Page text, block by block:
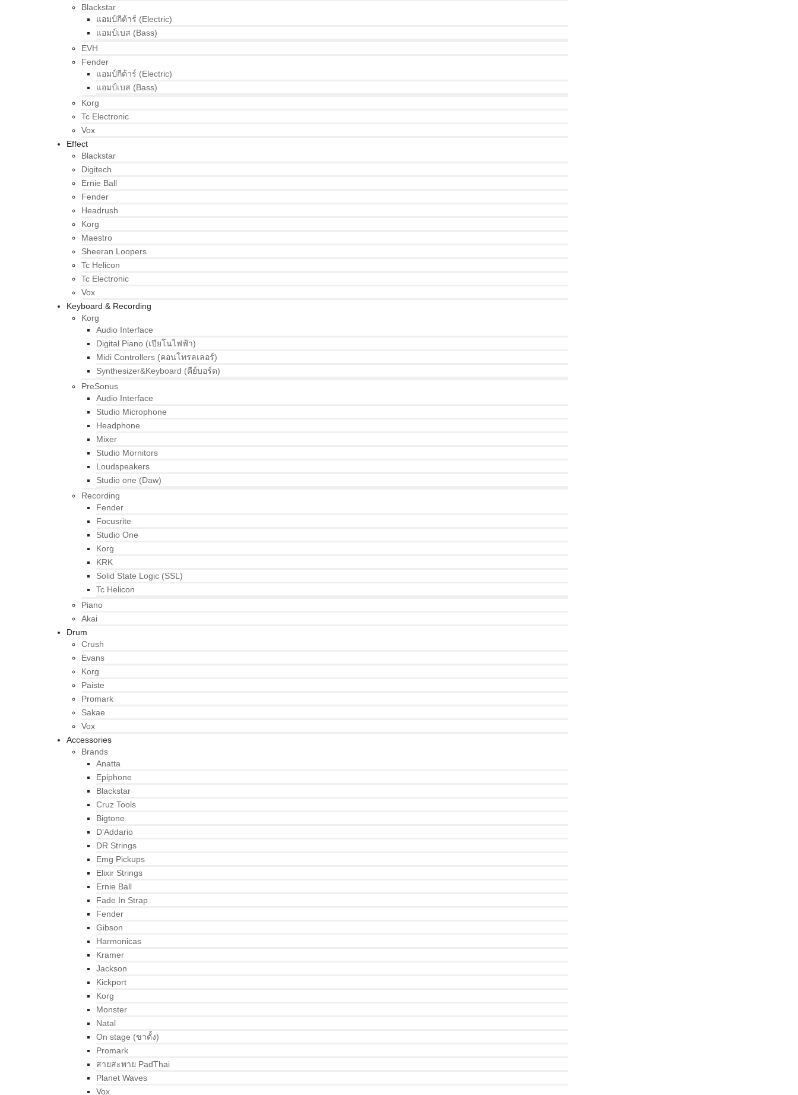
Blackstar
แอมป์กีต้าร์ (Electric)
แอมป์เบส (Bass)
EVH
Fender
แอมป์กีต้าร์ (Electric)
แอมป์เบส (Bass)
Korg
Tc Electronic
Vox
Effect
Blackstar
Digitech
Ernie Ball
Fender
Headrush
Korg
Maestro
Sheeran Loopers
Tc Helicon
Tc Electronic
Vox
Keyboard & Recording
Korg
Audio Interface
Digital Piano (เปียโนไฟฟ้า)
Midi Controllers (คอนโทรลเลอร์)
Synthesizer&Keyboard (คีย์บอร์ด)
PreSonus
Audio Interface
Studio Microphone
Headphone
Mixer
Studio Mornitors
Loudspeakers
Studio one (Daw)
Recording
Fender
Focusrite
Studio One
Korg
KRK
Solid State Logic (SSL)
Tc Helicon
Piano
Akai
Drum
Crush
Evans
Korg
Paiste
Promark
Sakae
Vox
Accessories
Brands
Anatta
Epiphone
Blackstar
Cruz Tools
Bigtone
D’Addario
DR Strings
Emg Pickups
Elixir Strings
Ernie Ball
Fade In Strap
Fender
Gibson
Harmonicas
Kramer
Jackson
Kickport
Korg
Monster
Natal
On stage (ขาตั้ง)
Promark
สายสะพาย PadThai
Planet Waves
Vox